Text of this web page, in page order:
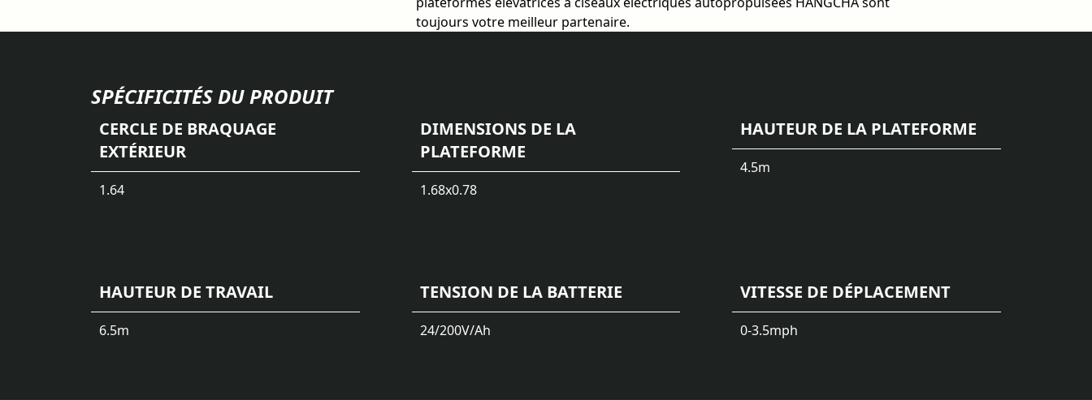
toujours votre meilleur partenaire.
SPÉCIFICITÉS DU PRODUIT
CERCLE DE BRAQUAGE
EXTÉRIEUR
1.64
DIMENSIONS DE LA
PLATEFORME
1.68x0.78
HAUTEUR DE LA PLATEFORME
4.5m
HAUTEUR DE TRAVAIL
6.5m
TENSION DE LA BATTERIE
24/200V/Ah
VITESSE DE DÉPLACEMENT
0-3.5mph